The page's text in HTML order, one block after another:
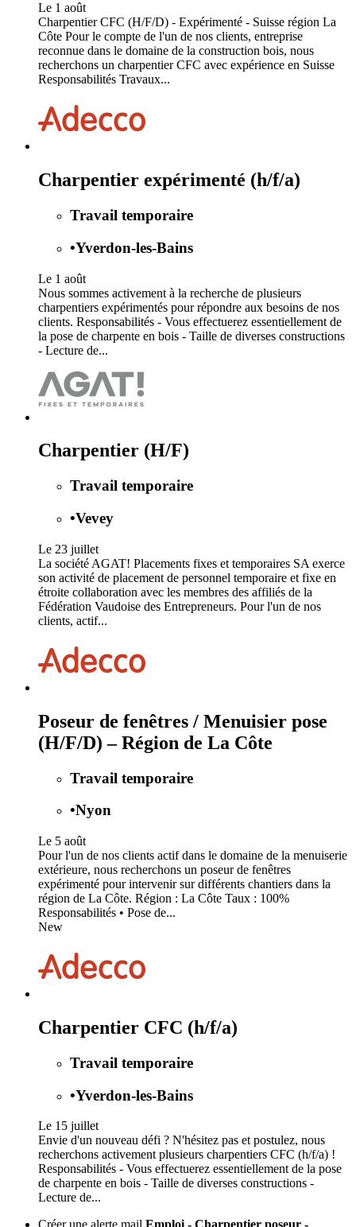
Le 1 août
Charpentier CFC (H/F/D) - Expérimenté - Suisse région La
Côte Pour le compte de l'un de nos clients, entreprise
reconnue dans le domaine de la construction bois, nous
recherchons un charpentier CFC avec expérience en Suisse
Responsabilités Travaux...
Charpentier expérimenté (h/f/a)
Travail temporaire
•Yverdon-les-Bains
Le 1 août
Nous sommes activement à la recherche de plusieurs
charpentiers expérimentés pour répondre aux besoins de nos
clients. Responsabilités - Vous effectuerez essentiellement de
la pose de charpente en bois - Taille de diverses constructions
- Lecture de...
Charpentier (H/F)
Travail temporaire
•Vevey
Le 23 juillet
La société AGAT! Placements fixes et temporaires SA exerce
son activité de placement de personnel temporaire et fixe en
étroite collaboration avec les membres des affiliés de la
Fédération Vaudoise des Entrepreneurs. Pour l'un de nos
clients, actif...
Poseur de fenêtres / Menuisier pose
(H/F/D) – Région de La Côte
Travail temporaire
•Nyon
Le 5 août
Pour l'un de nos clients actif dans le domaine de la menuiserie
extérieure, nous recherchons un poseur de fenêtres
expérimenté pour intervenir sur différents chantiers dans la
région de La Côte. Région : La Côte Taux : 100%
Responsabilités • Pose de...
New
Charpentier CFC (h/f/a)
Travail temporaire
•Yverdon-les-Bains
Le 15 juillet
Envie d'un nouveau défi ? N'hésitez pas et postulez, nous
recherchons activement plusieurs charpentiers CFC (h/f/a) !
Responsabilités - Vous effectuerez essentiellement de la pose
de charpente en bois - Taille de diverses constructions -
Lecture de...